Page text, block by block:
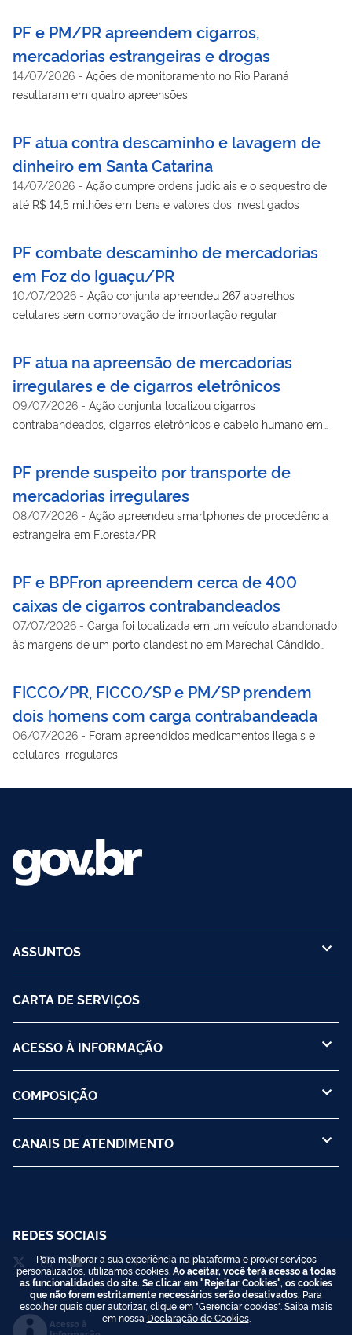
PF e PM/PR apreendem cigarros,
mercadorias estrangeiras e drogas
14/07/2026 - Ações de monitoramento no Rio Paraná
resultaram em quatro apreensões
PF atua contra descaminho e lavagem de
dinheiro em Santa Catarina
14/07/2026 - Ação cumpre ordens judiciais e o sequestro de
até R$ 14,5 milhões em bens e valores dos investigados
PF combate descaminho de mercadorias
em Foz do Iguaçu/PR
10/07/2026 - Ação conjunta apreendeu 267 aparelhos
celulares sem comprovação de importação regular
PF atua na apreensão de mercadorias
irregulares e de cigarros eletrônicos
09/07/2026 - Ação conjunta localizou cigarros
contrabandeados, cigarros eletrônicos e cabelo humano em
PF prende suspeito por transporte de
mercadorias irregulares
08/07/2026 - Ação apreendeu smartphones de procedência
estrangeira em Floresta/PR
PF e BPFron apreendem cerca de 400
caixas de cigarros contrabandeados
07/07/2026 - Carga foi localizada em um veículo abandonado
às margens de um porto clandestino em Marechal Cândido
FICCO/PR, FICCO/SP e PM/SP prendem
dois homens com carga contrabandeada
06/07/2026 - Foram apreendidos medicamentos ilegais e
celulares irregulares
ASSUNTOS
CARTA DE SERVIÇOS
ACESSO À INFORMAÇÃO
COMPOSIÇÃO
CANAIS DE ATENDIMENTO
REDES SOCIAIS
Acesso à
Para melhorar a sua experiência na plataforma e prover serviços
personalizados, utilizamos cookies. Ao aceitar, você terá acesso a todas
as funcionalidades do site. Se clicar em "Rejeitar Cookies", os cookies
que não forem estritamente necessários serão desativados. Para
escolher quais quer autorizar, clique em "Gerenciar cookies". Saiba mais
em nossa Declaração de Cookies.